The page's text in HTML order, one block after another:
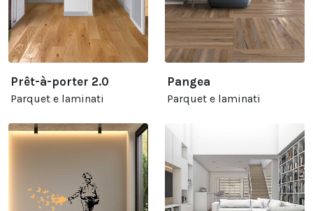
Prêt-à-porter 2.0
Parquet e laminati
Pangea
Parquet e laminati